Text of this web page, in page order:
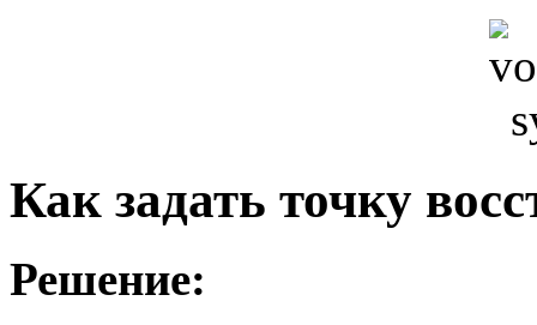
Как задать точку
Решение: